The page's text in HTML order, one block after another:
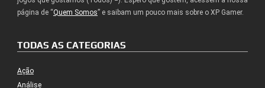
página de “Quem Somos” e saibam um pouco mais sobre o XP Gamer.
TODAS AS CATEGORIAS
Ação
Análise